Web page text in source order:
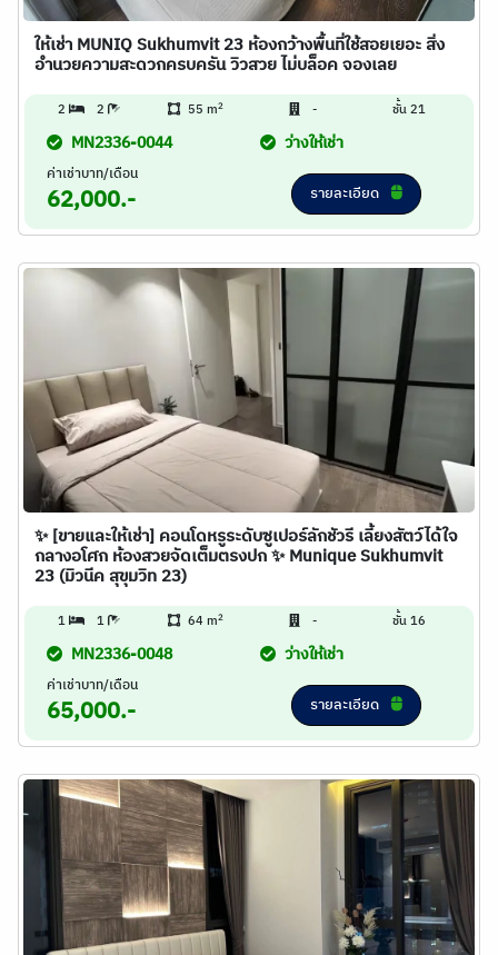
ให้เช่า MUNIQ Sukhumvit 23 ห้องกว้างพื้นที่ใช้สอยเยอะ สิ่ง
อำนวยความสะดวกครบครัน วิวสวย ไม่บล็อค จองเลย
2 2 55 m2 - ชั้น 21
MN2336-0044 ว่างให้เช่า
ค่าเช่าบาท/เดือน
62,000.- รายละเอียด
✨ [ขายและให้เช่า] คอนโดหรูระดับซูเปอร์ลักชัวรี เลี้ยงสัตว์ได้ใจ
กลางอโศก ห้องสวยจัดเต็มตรงปก ✨ Munique Sukhumvit
23 (มิวนีค สุขุมวิท 23)
1 1 64 m2 - ชั้น 16
MN2336-0048 ว่างให้เช่า
ค่าเช่าบาท/เดือน
65,000.- รายละเอียด